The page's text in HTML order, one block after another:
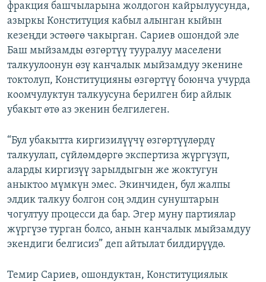
фракция башчыларына жолдогон кайрылуусунда,
азыркы Конституция кабыл алынган кыйын
кезеңди эстөөгө чакырган. Сариев ошондой эле
Баш мыйзамды өзгөртүү тууралуу маселени
талкуулоонун өзү канчалык мыйзамдуу экенине
токтолуп, Конституцияны өзгөртүү боюнча учурда
коомчулуктун талкуусуна берилген бир айлык
убакыт өтө аз экенин белгилеген.
“Бул убакытта киргизилүүчү өзгөртүүлөрдү
талкуулап, сүйлөмдөргө экспертиза жүргүзүп,
аларды киргизүү зарылдыгын же жоктугун
аныктоо мүмкүн эмес. Экинчиден, бул жалпы
элдик талкуу болгон соң элдин сунуштарын
чогултуу процесси да бар. Эгер муну партиялар
жүргүзө турган болсо, анын канчалык мыйзамдуу
экендиги белгисиз” деп айтылат билдирүүдө.
Темир Сариев, ошондуктан, Конституциялык